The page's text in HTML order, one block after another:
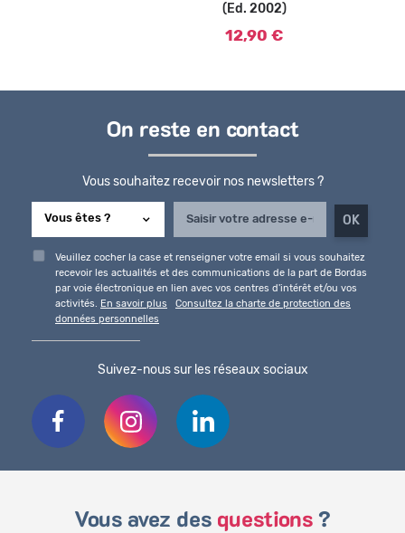
(Ed. 2002)
12,90 €
On reste en contact
Vous souhaitez recevoir nos newsletters ?
Veuillez cocher la case et renseigner votre email si vous souhaitez
recevoir les actualités et des communications de la part de Bordas
par voie électronique en lien avec vos centres d'intérêt et/ou vos
activités. En savoir plus
Consultez la charte de protection des
données personnelles
Suivez-nous sur les réseaux sociaux
Vous avez des questions ?